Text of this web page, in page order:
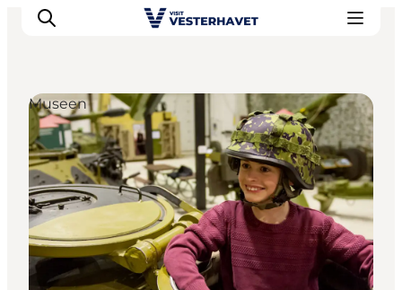
Events
Erlebnisse
Unsere Städte
Essen & Übernachtung
Tickets kaufen
Plane deine Reise
Museen